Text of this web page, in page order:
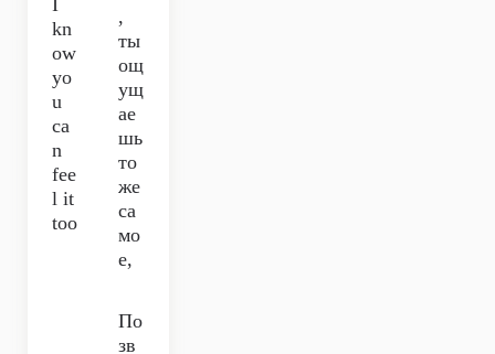
I
kn
ow
yo
u
ca
n
fee
l it
too
,
ты
ощ
ущ
ае
шь
то
же
са
мо
е,
По
зв